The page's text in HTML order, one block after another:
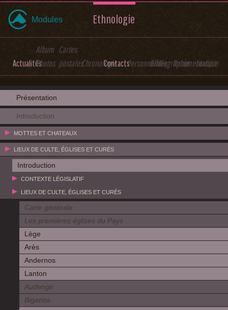
Modules Ethnologie
Actualités
Album
Photos
Cartes
postalesChronologieContactsPersonnalitésBibliographieDocumentation
Lexique
Présentation
Introduction
MOTTES ET CHATEAUX
LIEUX DE CULTE, ÉGLISES ET CURÉS
Introduction
CONTEXTE LÉGISLATIF
LIEUX DE CULTE, ÉGLISES ET CURÉS
Carte générale
Les premières églises du Pays
Lège
Arès
Andernos
Lanton
Audenge
Biganos